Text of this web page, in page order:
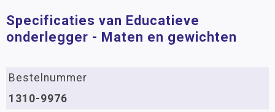
Specificaties van Educatieve
onderlegger - Maten en gewichten
Bestelnummer
1310-9976